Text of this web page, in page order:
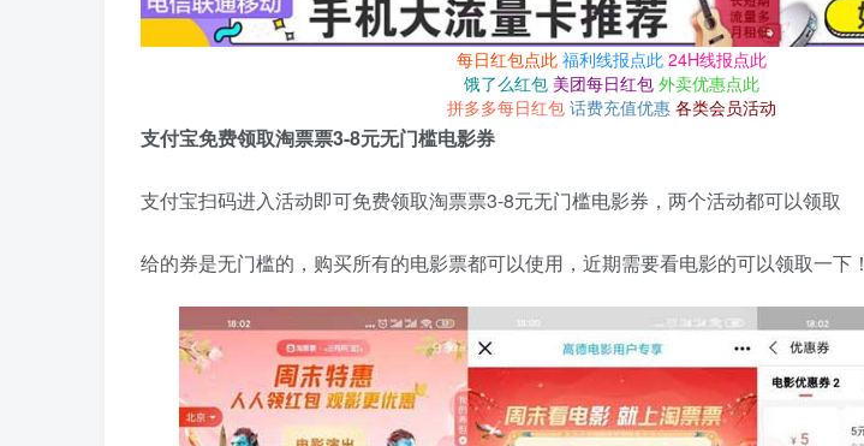
每日红包点此 福利线报点此 24H线报点此
饿了么红包 美团每日红包 外卖优惠点此
拼多多每日红包 话费充值优惠 各类会员活动
支付宝免费领取淘票票3-8元无门槛电影券
支付宝扫码进入活动即可免费领取淘票票3-8元无门槛电影券，两个活动都可以领取
给的券是无门槛的，购买所有的电影票都可以使用，近期需要看电影的可以领取一下！